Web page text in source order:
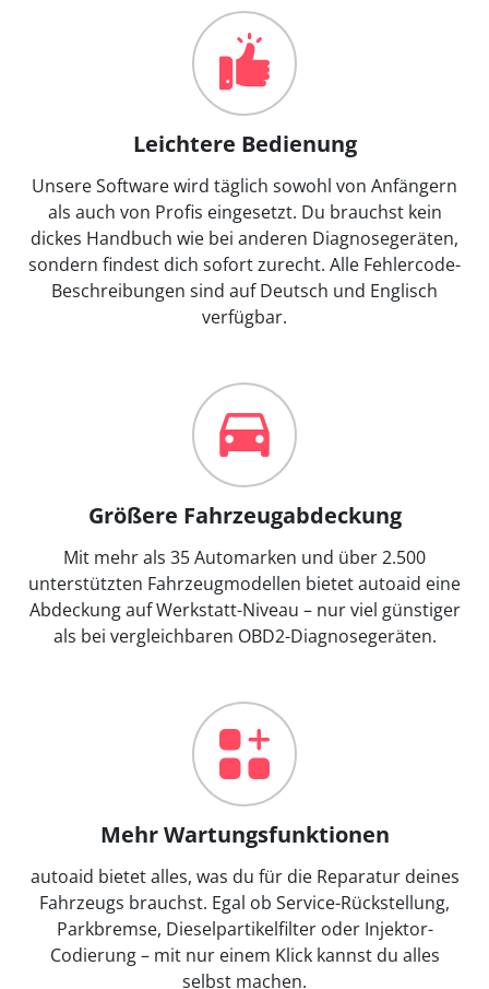
Leichtere Bedienung
Unsere Software wird täglich sowohl von Anfängern
als auch von Profis eingesetzt. Du brauchst kein
dickes Handbuch wie bei anderen Diagnosegeräten,
sondern findest dich sofort zurecht. Alle Fehlercode-
Beschreibungen sind auf Deutsch und Englisch
verfügbar.
Größere Fahrzeugabdeckung
Mit mehr als 35 Automarken und über 2.500
unterstützten Fahrzeugmodellen bietet autoaid eine
Abdeckung auf Werkstatt-Niveau – nur viel günstiger
als bei vergleichbaren OBD2-Diagnosegeräten.
Mehr Wartungsfunktionen
autoaid bietet alles, was du für die Reparatur deines
Fahrzeugs brauchst. Egal ob Service-Rückstellung,
Parkbremse, Dieselpartikelfilter oder Injektor-
Codierung – mit nur einem Klick kannst du alles
selbst machen.